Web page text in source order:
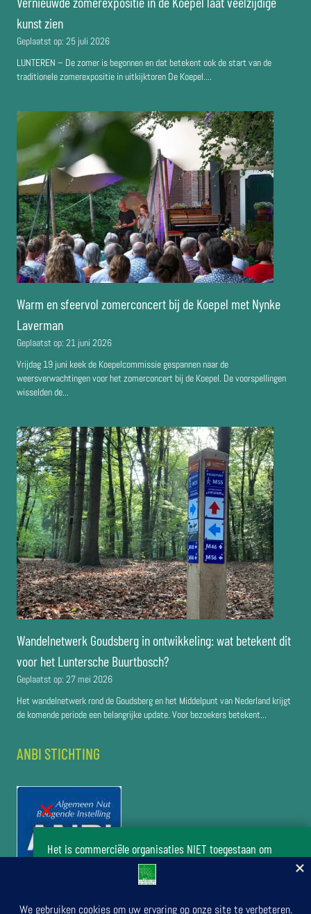
kunst zien
Geplaatst op: 25 juli 2026
LUNTEREN – De zomer is begonnen en dat betekent ook de start van de
traditionele zomerexpositie in uitkijktoren De Koepel....
Warm en sfeervol zomerconcert bij de Koepel met Nynke
Laverman
Geplaatst op: 21 juni 2026
Vrijdag 19 juni keek de Koepelcommissie gespannen naar de
weersverwachtingen voor het zomerconcert bij de Koepel. De voorspellingen
wisselden de...
Wandelnetwerk Goudsberg in ontwikkeling: wat betekent dit
voor het Luntersche Buurtbosch?
Geplaatst op: 27 mei 2026
Het wandelnetwerk rond de Goudsberg en het Middelpunt van Nederland krijgt
de komende periode een belangrijke update. Voor bezoekers betekent...
ANBI STICHTING
Het is commerciële organisaties NIET toegestaan om
zonder toestemming van het bestuur van de stichting Het
Luntersche Buurtbosch activiteiten in het buurtbos te